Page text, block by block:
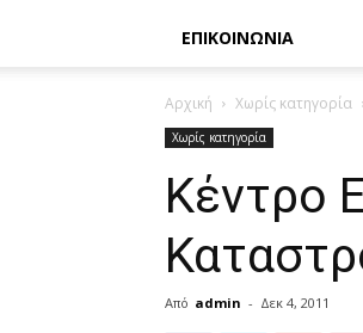
ΕΠΙΚΟΙΝΩΝΊΑ
Αρχική Χωρίς κατηγορία
Χωρίς κατηγορία
Κέντρο
Από admin - Δεκ 4, 2011